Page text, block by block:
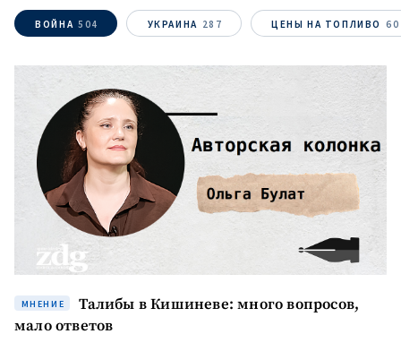
ВОЙНА 504 УКРАИНА 287 ЦЕНЫ НА ТОПЛИВО 60
МНЕНИЕ
Талибы в Кишиневе: много вопросов,
мало ответов
Имя + Моё имя
Телефон+ Личный телефон
Я прочитал(а) и согласен(на)
сполитикой
конфиденциальности.
ОТПРАВИТЬ НОВОСТЬ